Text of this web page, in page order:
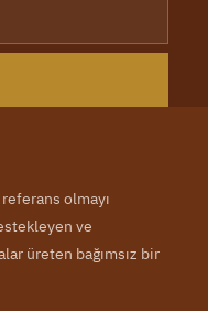
olmayı
ve
üreten bağımsız bir